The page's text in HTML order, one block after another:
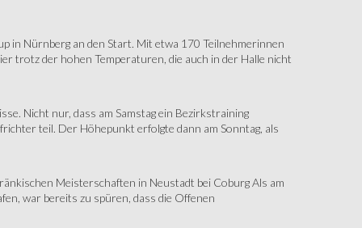
in Nürnberg an den Start. Mit etwa 170 Teilnehmerinnen
trotz der hohen Temperaturen, die auch in der Halle nicht
Nicht nur, dass am Samstag ein Bezirkstraining
teil. Der Höhepunkt erfolgte dann am Sonntag, als
Meisterschaften in Neustadt bei Coburg Als am
war bereits zu spüren, dass die Offenen